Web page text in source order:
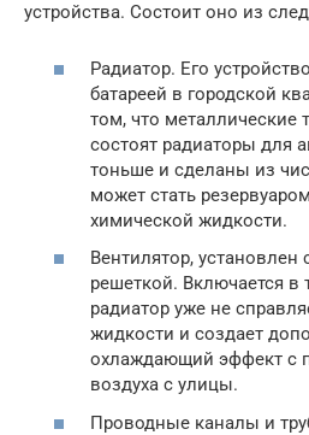
устройства. Состоит оно из
Радиатор. Его
батареей в городской
том, что металлические
состоят радиаторы для
тоньше и сделаны из
может стать
химической жидкости.
Вентилятор, установлен
решеткой. Включается в
радиатор уже не
жидкости и создает
охлаждающий эффект с
воздуха с улицы.
Проводные каналы и